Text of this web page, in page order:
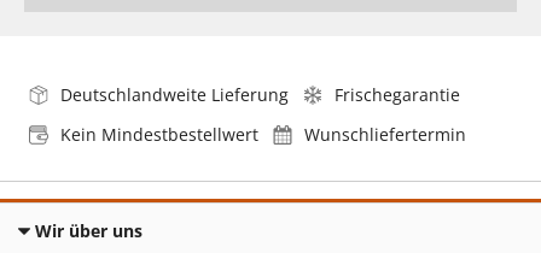
Deutschlandweite Lieferung
Frischegarantie
Kein Mindestbestellwert
Wunschliefertermin
Wir über uns